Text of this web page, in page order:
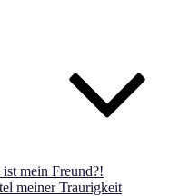
mein Freund?!
meiner Traurigkeit